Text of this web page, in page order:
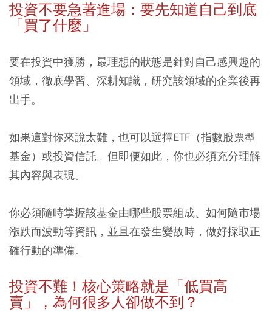
投資不要急著進場：要先知道自己到底
「買了什麼」
要在投資中獲勝，最理想的狀態是針對自己感興趣的
領域，徹底學習、深耕知識，研究該領域的企業後再
出手。
如果這對你來說太難，也可以選擇ETF（指數股票型
基金）或投資信託。但即便如此，你也必須充分理解
其內容與表現。
你必須隨時掌握該基金由哪些股票組成、如何隨市場
漲跌而波動等資訊，並且在發生變故時，做好採取正
確行動的準備。
投資不難！核心策略就是「低買高
賣」，為何很多人卻做不到？